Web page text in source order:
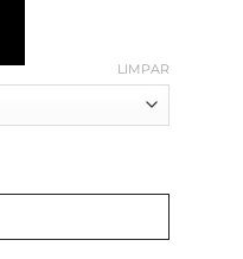
LIMPAR